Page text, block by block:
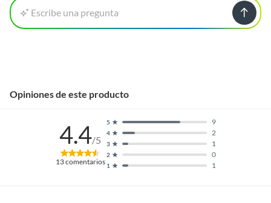
Escribe una pregunta
Opiniones de este producto
4.4/5
13comentarios 1 1
2 0
3 1
4 2
5 9